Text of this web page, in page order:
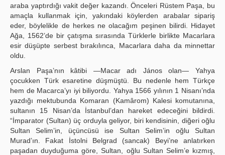
araba yaptırdığı vakit değer kazandı. Önceleri Rüstem Paşa, bu
amaçla kullanmak için, yakındaki köylerden arabalar sipariş
eder, böylelikle de herkes ne olacağım peşinen bilirdi. Hidayet
Ağa, 1562’de bir çatışma sırasında Türklerle birlikte Macarlara
esir düşüpte serbest bırakılınca, Macarlara daha da minnettar
oldu.
Arslan Paşa’nın kâtibi —Macar adı János olan— Yahya
çocukken Türk esaretine düşmüştü. Bu nedenle hem Türkçe
hem de Macarca’yı iyi biliyordu. Yahya 1566 yılının 1 Nisanı’nda
yazdığı mektubunda Komaran (Kamârom) Kalesi komutanına,
sultanın 15 Nisan’da İstanbul’dan hareket edeceğini bildirdi.
“İmparator (Sultan) üç orduyla geliyor, biri kendisinin, diğeri oğlu
Sultan Selim’in, üçüncüsü ise Sultan Selim’in oğlu Sultan
Murad’ın. Fakat İstolni Belgrad (sancak) Beyi’ne anlatırken
paşadan duyduğuma göre, Sultan, oğlu Sultan Selim’e kızmış,